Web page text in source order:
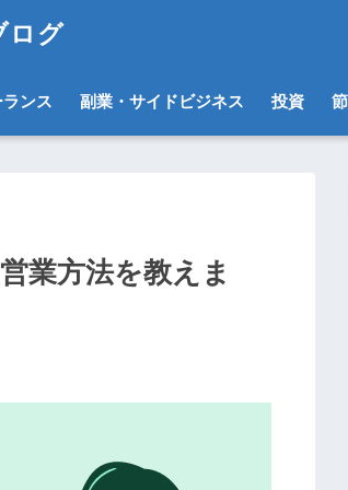
ログ
ンス 副業・サイドビジネス 投資
業方法を教えま